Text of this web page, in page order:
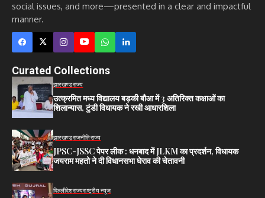
social issues, and more—presented in a clear and impactful
manner.
Curated Collections
झारखण्डराज्य
उत्क्रमित मध्य विद्यालय बड़की बौआ में 3 अतिरिक्त कक्षाओं का
शिलान्यास, टुंडी विधायक ने रखी आधारशिला
झारखण्डराजनीतिराज्य
JPSC-JSSC पेपर लीक : धनबाद में JLKM का प्रदर्शन, विधायक
जयराम महतो ने दी विधानसभा घेराव की चेतावनी
दिल्लीदेशराज्यराष्ट्रीय न्यूज